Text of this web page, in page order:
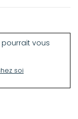
le après une
pourrait vous
soi